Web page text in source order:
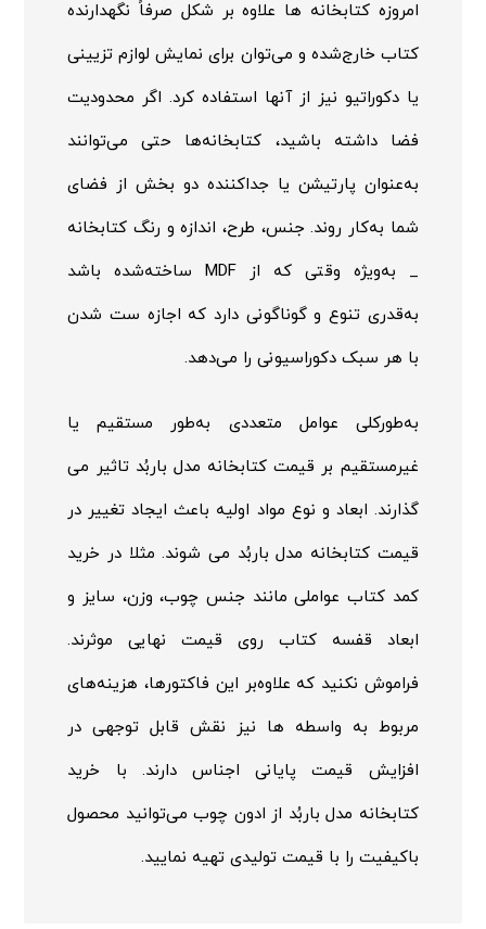
امروزه کتابخانه ها علاوه بر شکل صرفاً نگهدارنده
کتاب خارج‌شده و می‌توان برای نمایش لوازم تزیینی
یا دکوراتیو نیز از آنها استفاده کرد. اگر محدودیت
فضا داشته باشید، کتابخانه‌ها حتی می‌توانند
به‌عنوان پارتیشن یا جداکننده دو بخش از فضای
شما به‌کار روند. جنس، طرح، اندازه و رنگ کتابخانه
_ به‌ویژه وقتی که از
MDF ساخته‌شده باشد
به‌قدری تنوع و گوناگونی دارد که اجازه ست شدن
با هر سبک دکوراسیونی را می‌دهد.
به‌طورکلی عوامل متعددی به‌طور مستقیم یا
غیرمستقیم بر قیمت کتابخانه مدل باربُد تاثیر می
گذارند. ابعاد و نوع مواد اولیه باعث ایجاد تغییر در
قیمت کتابخانه مدل باربُد می شوند. مثلا در خرید
کمد کتاب عواملی مانند جنس چوب، وزن، سایز و
ابعاد قفسه کتاب روی قیمت نهایی موثرند.
فراموش نکنید که علاوه‌بر این فاکتورها، هزینه‌های
مربوط به واسطه ها نیز نقش قابل توجهی در
افزایش قیمت پایانی اجناس دارند. با خرید
کتابخانه مدل باربُد از ادون چوب می‌توانید محصول
باکیفیت را با قیمت تولیدی تهیه نمایید.